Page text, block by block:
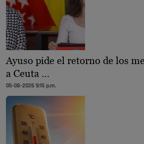
Ayuso pide el retorno de los
a Ceuta …
05-08-2026 9:15 p.m.